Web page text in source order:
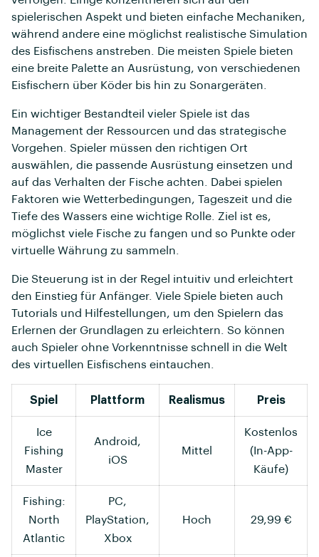
spielerischen Aspekt und bieten einfache Mechaniken,
während andere eine möglichst realistische Simulation
des Eisfischens anstreben. Die meisten Spiele bieten
eine breite Palette an Ausrüstung, von verschiedenen
Eisfischern über Köder bis hin zu Sonargeräten.
Ein wichtiger Bestandteil vieler Spiele ist das
Management der Ressourcen und das strategische
Vorgehen. Spieler müssen den richtigen Ort
auswählen, die passende Ausrüstung einsetzen und
auf das Verhalten der Fische achten. Dabei spielen
Faktoren wie Wetterbedingungen, Tageszeit und die
Tiefe des Wassers eine wichtige Rolle. Ziel ist es,
möglichst viele Fische zu fangen und so Punkte oder
virtuelle Währung zu sammeln.
Die Steuerung ist in der Regel intuitiv und erleichtert
den Einstieg für Anfänger. Viele Spiele bieten auch
Tutorials und Hilfestellungen, um den Spielern das
Erlernen der Grundlagen zu erleichtern. So können
auch Spieler ohne Vorkenntnisse schnell in die Welt
des virtuellen Eisfischens eintauchen.
Spiel Plattform Realismus Preis
Ice
Fishing
Master
Android,
iOS
Mittel
Kostenlos
(In-App-
Käufe)
Fishing:
North
Atlantic
PC,
PlayStation,
Xbox
Hoch 29,99 €